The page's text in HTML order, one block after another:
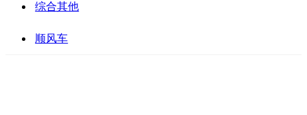
综合其他
顺风车